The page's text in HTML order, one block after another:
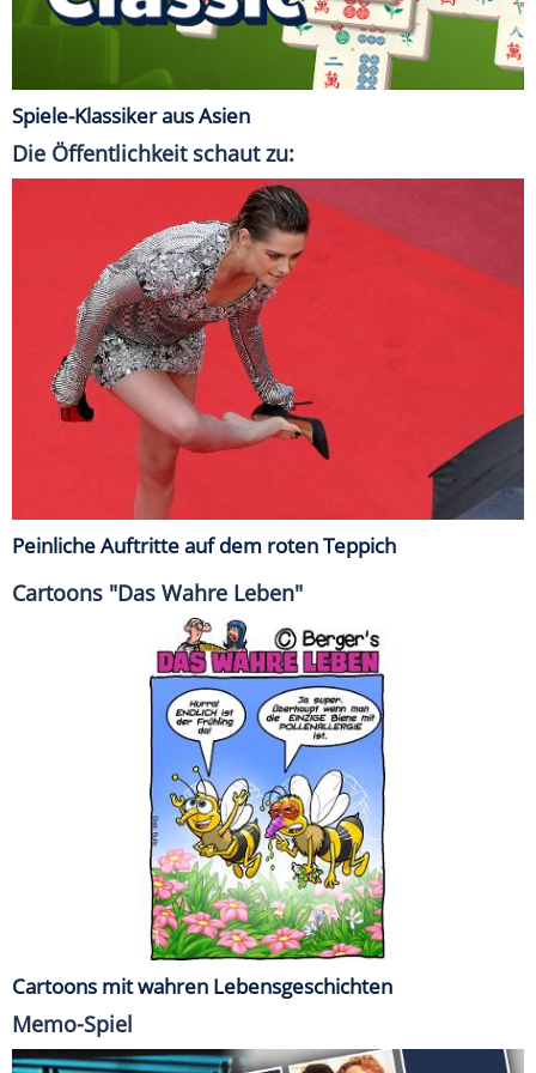
Spiele-Klassiker aus Asien
Die Öffentlichkeit schaut zu:
Peinliche Auftritte auf dem roten Teppich
Cartoons "Das Wahre Leben"
Cartoons mit wahren Lebensgeschichten
Memo-Spiel